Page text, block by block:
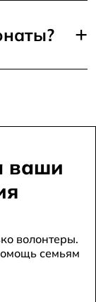
+
ваши
волонтеры.
семьям